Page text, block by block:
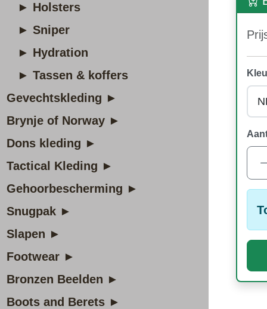
► Holsters
► Sniper
► Hydration
► Tassen & koffers
Gevechtskleding ►
Brynje of Norway ►
Dons kleding ►
Tactical Kleding ►
Gehoorbescherming ►
Snugpak ►
Slapen ►
Footwear ►
Bronzen Beelden ►
Boots and Berets ►